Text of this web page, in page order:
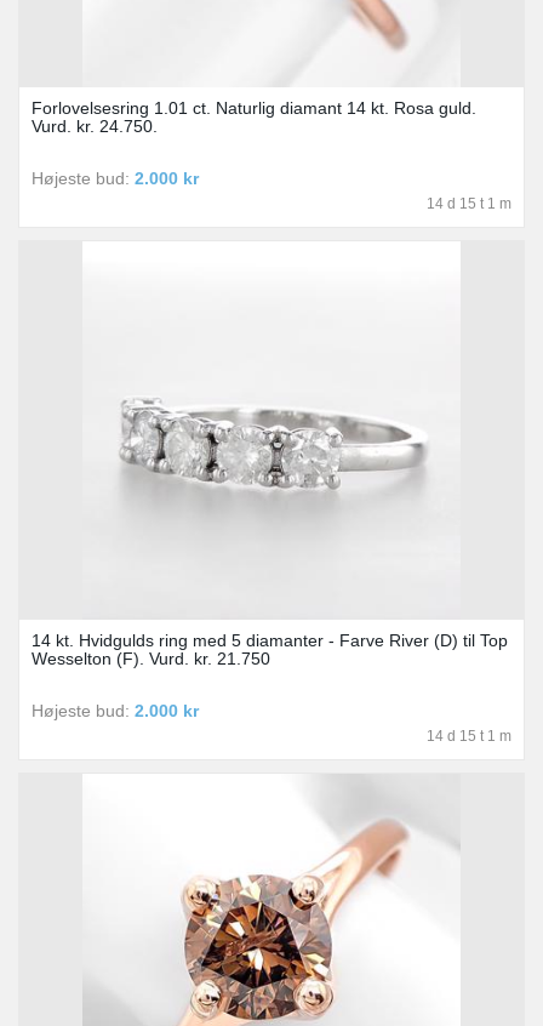
Forlovelsesring 1.01 ct. Naturlig diamant 14 kt. Rosa guld.
Vurd. kr. 24.750.
Højeste bud: 2.000 kr
14 d 15 t 1 m
14 kt. Hvidgulds ring med 5 diamanter - Farve River (D) til Top
Wesselton (F). Vurd. kr. 21.750
Højeste bud: 2.000 kr
14 d 15 t 1 m